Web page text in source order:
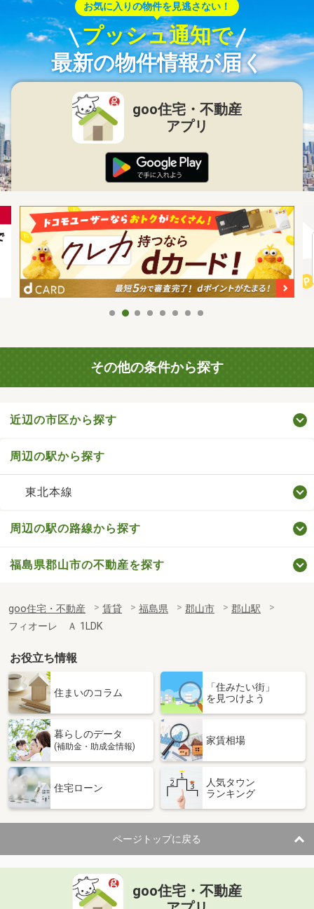
お気に入りの物件を見逃さない！
プッシュ通知で
最新の物件情報が届く
goo住宅・不動産
アプリ
その他の条件から探す
近辺の市区から探す
周辺の駅から探す
東北本線
周辺の駅の路線から探す
福島県郡山市の不動産を探す
goo住宅・不動産 賃貸 福島県 郡山市
郡山駅
フィオーレ Ａ 1LDK
お役立ち情報
住まいのコラム
「住みたい街」
を見つけよう
暮らしのデータ
(補助金・助成金情報)
家賃相場
住宅ローン
人気タウン
ランキング
ページトップに戻る
goo住宅・不動産